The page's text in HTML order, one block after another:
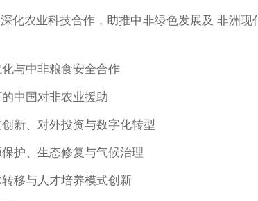
化农业科技合作，助推中非绿色发展及 非洲
与中非粮食安全合作
中国对非农业援助
新、对外投资与数字化转型
护、生态修复与气候治理
移与人才培养模式创新